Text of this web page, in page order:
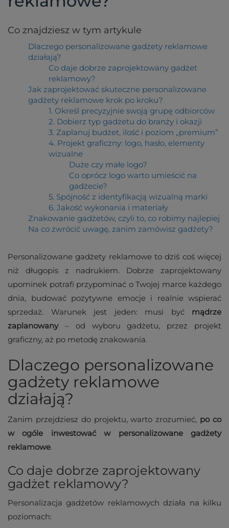
Co znajdziesz w tym artykule
Dlaczego personalizowane gadżety reklamowe
działają?
Co daje dobrze zaprojektowany gadżet
reklamowy?
Jak zaprojektować skuteczne personalizowane
gadżety reklamowe krok po kroku?
1. Określ precyzyjnie swoją grupę odbiorców
2. Dobierz typ gadżetu do branży i okazji
3. Zaplanuj budżet, ilość i poziom „premium”
4. Projekt graficzny: logo, hasło, elementy
wizualne
Duże czy małe logo?
Co oprócz logo warto umieścić na
gadżecie?
5. Spójność z identyfikacją wizualną marki
6. Jakość wykonania i materiały
Znakowanie gadżetów, czyli to, co robimy najlepiej
Na co zwrócić uwagę, zanim zamówisz gadżety?
Personalizowane gadżety reklamowe to dziś coś więcej
niż długopis z nadrukiem. Dobrze zaprojektowany
upominek potrafi przypominać o Twojej marce każdego
dnia, budować pozytywne emocje i realnie wspierać
sprzedaż. Warunek jest jeden: musi być mądrze
zaplanowany– od wyboru gadżetu, przez projekt
graficzny, aż po metodę znakowania.
Dlaczego personalizowane
gadżety reklamowe
działają?
Zanim przejdziesz do projektu, warto zrozumieć, po co
w ogóle inwestować w personalizowane gadżety
reklamowe.
Co daje dobrze zaprojektowany
gadżet reklamowy?
Personalizacja gadżetów reklamowych działa na kilku
poziomach: